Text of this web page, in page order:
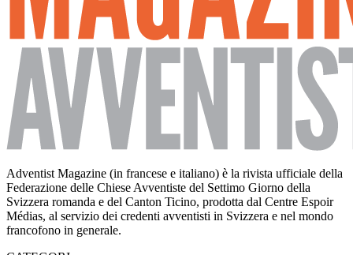
Adventist Magazine (in francese e italiano) è la rivista ufficiale della
Federazione delle Chiese Avventiste del Settimo Giorno della
Svizzera romanda e del Canton Ticino, prodotta dal Centre Espoir
Médias, al servizio dei credenti avventisti in Svizzera e nel mondo
francofono in generale.